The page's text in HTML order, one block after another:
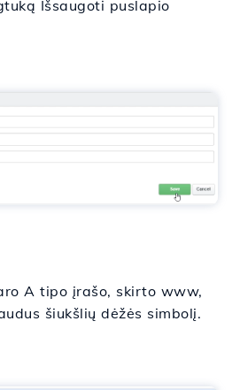
Išsaugoti puslapio
A tipo įrašo, skirto www,
šiukšlių dėžės simbolį.